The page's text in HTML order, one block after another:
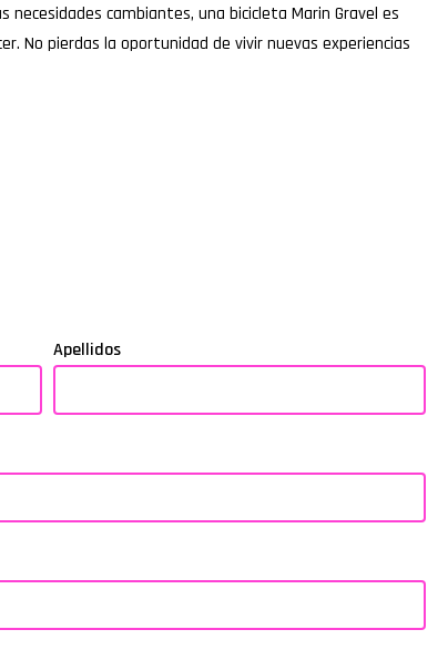
cambiantes, una bicicleta Marin Gravel es
No pierdas la oportunidad de vivir nuevas experiencias
Apellidos